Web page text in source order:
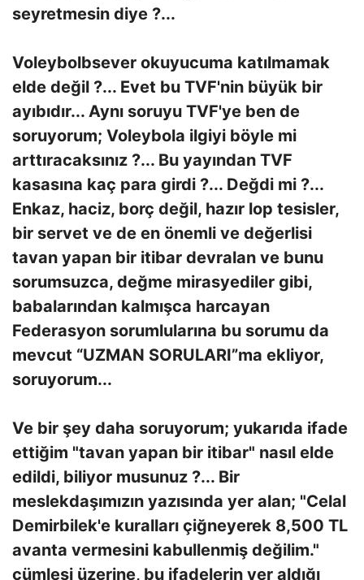
seyretmesin diye ?...
Voleybolbsever okuyucuma katılmamak
elde değil ?... Evet bu TVF'nin büyük bir
ayıbıdır... Aynı soruyu TVF'ye ben de
soruyorum; Voleybola ilgiyi böyle mi
arttıracaksınız ?... Bu yayından TVF
kasasına kaç para girdi ?... Değdi mi ?...
Enkaz, haciz, borç değil, hazır lop tesisler,
bir servet ve de en önemli ve değerlisi
tavan yapan bir itibar devralan ve bunu
sorumsuzca, değme mirasyediler gibi,
babalarından kalmışca harcayan
Federasyon sorumlularına bu sorumu da
mevcut “UZMAN SORULARI”ma ekliyor,
soruyorum...
Ve bir şey daha soruyorum; yukarıda ifade
ettiğim "tavan yapan bir itibar" nasıl elde
edildi, biliyor musunuz ?... Bir
meslekdaşımızın yazısında yer alan; "Celal
Demirbilek'e kuralları çiğneyerek 8,500 TL
avanta vermesini kabullenmiş değilim."
cümlesi üzerine, bu ifadelerin yer aldığı